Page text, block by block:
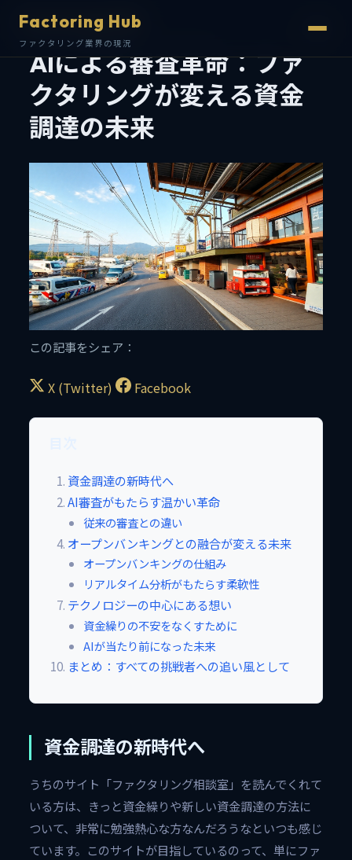
Factoring Hub
ファクタリング業界の現況
Factoring Hub
ファクタリング業界の現況
AIによる審査革命：ファ
クタリングが変える資金
調達の未来
この記事をシェア：
X (Twitter) Facebook
資金調達の新時代へ
AI審査がもたらす温かい革命
従来の審査との違い
オープンバンキングとの融合が変える未来
オープンバンキングの仕組み
リアルタイム分析がもたらす柔軟性
テクノロジーの中心にある想い
資金繰りの不安をなくすために
AIが当たり前になった未来
まとめ：すべての挑戦者への追い風として
資金調達の新時代へ
うちのサイト「ファクタリング相談室」を読んでくれて
いる方は、きっと資金繰りや新しい資金調達の方法に
ついて、非常に勉強熱心な方なんだろうなといつも感じ
ています。このサイトが目指しているのって、単にファ